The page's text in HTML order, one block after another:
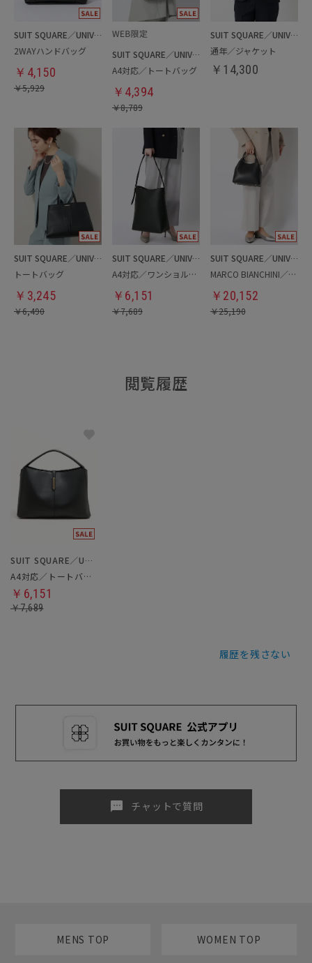
SUIT SQUARE／UNIVERSAL LANGUAGE／WHITE
2WAYハンドバッグ
￥ 4,150
￥5,929
SUIT SQUARE／UNIVERSAL LANGUAGE／WHITE
A4対応／トートバッグ
￥ 4,394
￥8,789
SUIT SQUARE／UNIVERSAL LANGUAGE／WHITE
通年／ジャケット
￥ 14,300
SUIT SQUARE／UNIVERSAL LANGUAGE／WHITE
トートバッグ
￥ 3,245
￥6,490
SUIT SQUARE／UNIVERSAL LANGUAGE／WHITE
A4対応／ワンショルダーバッグ
￥ 6,151
￥7,689
SUIT SQUARE／UNIVERSAL LANGUAGE／WHITE
MARCO BIANCHINI／ミニトートバッグ
￥ 20,152
￥25,190
閲覧履歴
SUIT SQUARE／UNIVERSAL LANGUAGE／WHITE
A4対応／トートバッグ
￥6,151
￥7,689
履歴を残さない
sms チャットで質問
MENS TOP WOMEN TOP